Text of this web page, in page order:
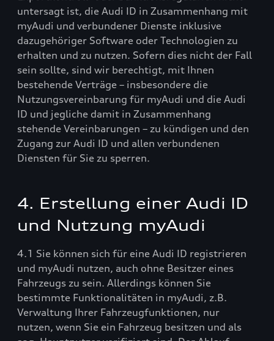
untersagt ist, die Audi ID in Zusammenhang mit
myAudi und verbundener Dienste inklusive
dazugehöriger Software oder Technologien zu
erhalten und zu nutzen. Sofern dies nicht der Fall
sein sollte, sind wir berechtigt, mit Ihnen
bestehende Verträge – insbesondere die
Nutzungsvereinbarung für myAudi und die Audi
ID und jegliche damit in Zusammenhang
stehende Vereinbarungen – zu kündigen und den
Zugang zur Audi ID und allen verbundenen
Diensten für Sie zu sperren.
4. Erstellung einer Audi ID
und Nutzung myAudi
4.1 Sie können sich für eine Audi ID registrieren
und myAudi nutzen, auch ohne Besitzer eines
Fahrzeugs zu sein. Allerdings können Sie
bestimmte Funktionalitäten in myAudi, z.B.
Verwaltung Ihrer Fahrzeugfunktionen, nur
nutzen, wenn Sie ein Fahrzeug besitzen und als